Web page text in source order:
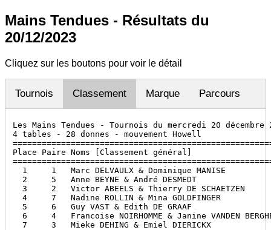
Mains Tendues - Résultats du
20/12/2023
Cliquez sur les boutons pour voir le détail
Tournois Classement Marque Parcours
Les Mains Tendues - Tournois du mercredi 20 décembre
4 tables - 28 donnes - mouvement Howell
Place Paire Noms [Classement général]
1     1   Marc DELVAULX & Dominique MANISE
2     5   Anne BEYNE & André DESMEDT
3     2   Victor ABEELS & Thierry DE SCHAETZEN
4     7   Nadine ROLLIN & Mina GOLDFINGER
5     6   Guy VAST & Edith DE GRAAF
6     4   Francoise NOIRHOMME & Janine VANDEN
7     3   Mieke DEHING & Emiel DIERICKX